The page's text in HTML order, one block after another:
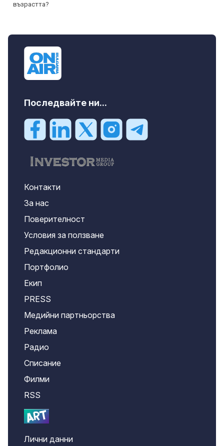
Последвайте ни...
Контакти
За нас
Поверителност
Условия за ползване
Редакционни стандарти
Портфолио
Екип
PRESS
Медийни партньорства
Реклама
Радио
Списание
Филми
RSS
Лични данни